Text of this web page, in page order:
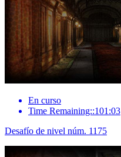
En curso
Time Remaining::101:03
Desafío de nivel núm. 1175